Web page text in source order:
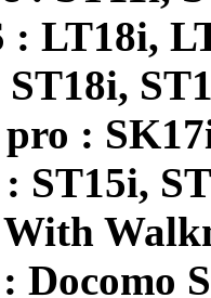
: LT18i,
:
ST15i,
Docomo